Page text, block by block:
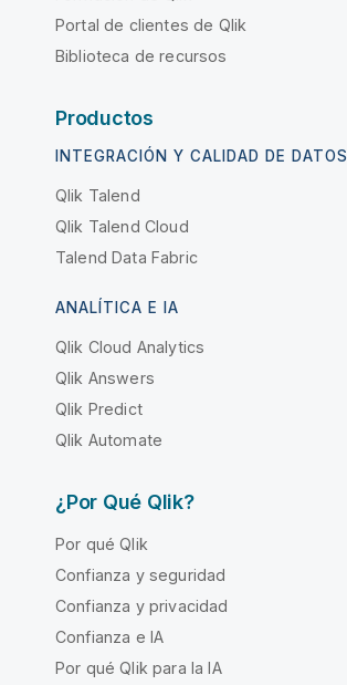
Portal de clientes de Qlik
Biblioteca de recursos
Productos
INTEGRACIÓN Y CALIDAD DE DATOS
Qlik Talend
Qlik Talend Cloud
Talend Data Fabric
ANALÍTICA E IA
Qlik Cloud Analytics
Qlik Answers
Qlik Predict
Qlik Automate
¿Por Qué Qlik?
Por qué Qlik
Confianza y seguridad
Confianza y privacidad
Confianza e IA
Por qué Qlik para la IA